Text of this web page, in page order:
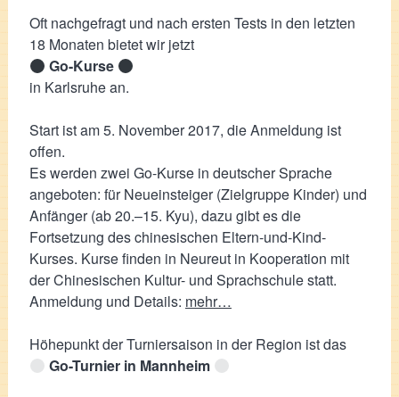
Oft nachgefragt und nach ersten Tests in den letzten
18 Monaten bietet wir jetzt
Go-Kurse
in Karlsruhe an.
Start ist am 5. November 2017, die Anmeldung ist
offen.
Es werden zwei Go-Kurse in deutscher Sprache
angeboten: für Neueinsteiger (Zielgruppe Kinder) und
Anfänger (ab 20.–15. Kyu), dazu gibt es die
Fortsetzung des chinesischen Eltern-und-Kind-
Kurses. Kurse finden in Neureut in Kooperation mit
der Chinesischen Kultur- und Sprachschule statt.
Anmeldung und Details: mehr…
Höhepunkt der Turniersaison in der Region ist das
Go-Turnier in Mannheim